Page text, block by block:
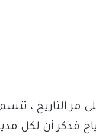
مر التاريخ ،
أن لكل